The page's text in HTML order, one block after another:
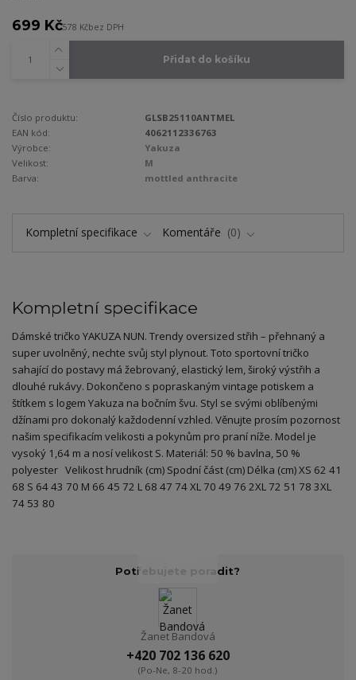
699 Kč578 Kčbez DPH
Přidat do košíku
Číslo produktu:
GLSB25110ANTMEL
EAN kód:
4062112336763
Výrobce:
Yakuza
Velikost:
M
Barva:
mottled anthracite
Kompletní specifikace Komentáře 0
Kompletní specifikace
Dámské tričko YAKUZA NUN. Trendy oversized střih – přehnaný a
super uvolněný, nechte svůj styl plynout. Toto sportovní tričko
sahající do postavy má žebrovaný, elastický lem, široký výstřih a
dlouhé rukávy. Dokončeno s popraskaným vintage potiskem a
štítkem s logem Yakuza na bočním švu. Styl se svými oblíbenými
džínami pro dokonalý každodenní vzhled. Věnujte prosím pozornost
našim specifikacím velikosti a pokynům pro praní níže. Model je
vysoký 1,64 m a nosí velikost S. Materiál: 50 % bavlna, 50 %
polyester Velikost hrudník (cm) Spodní část (cm) Délka (cm) XS 62 41
68 S 64 43 70 M 66 45 72 L 68 47 74 XL 70 49 76 2XL 72 51 78 3XL
74 53 80
Potřebujete poradit?
Žanet Bandová
+420 702 136 620
(Po-Ne, 8-20 hod.)